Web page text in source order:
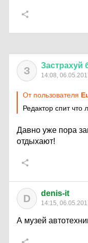
З Застрахуй
14:08,
От пользователя
Редактор спит что
Давно уже пора
отдыхают!
D denis-it
14:15,
А музей